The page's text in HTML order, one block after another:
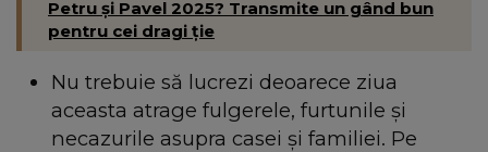
Petru și Pavel 2025? Transmite un gând bun
pentru cei dragi ție
Nu trebuie să lucrezi deoarece ziua
aceasta atrage fulgerele, furtunile și
necazurile asupra casei și familiei. Pe